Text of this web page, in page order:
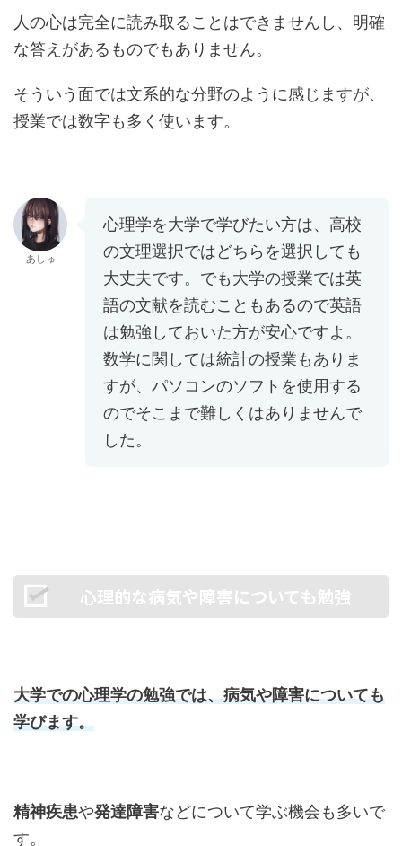
人の心は完全に読み取ることはできませんし、明確
な答えがあるものでもありません。
そういう面では文系的な分野のように感じますが、
授業では数字も多く使います。
あしゅ
心理学を大学で学びたい方は、高校
の文理選択ではどちらを選択しても
大丈夫です。でも大学の授業では英
語の文献を読むこともあるので英語
は勉強しておいた方が安心ですよ。
数学に関しては統計の授業もありま
すが、パソコンのソフトを使用する
のでそこまで難しくはありませんで
した。
心理的な病気や障害についても勉強
大学での心理学の勉強では、病気や障害についても
学びます。
精神疾患や発達障害などについて学ぶ機会も多いで
す。